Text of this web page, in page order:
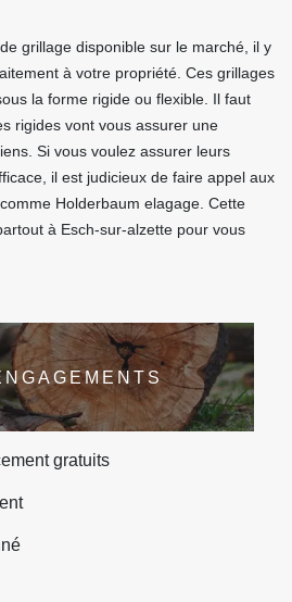
grillage disponible sur le marché, il y
à votre propriété. Ces grillages
la forme rigide ou flexible. Il faut
rigides vont vous assurer une
Si vous voulez assurer leurs
il est judicieux de faire appel aux
Holderbaum elagage. Cette
à Esch-sur-alzette pour vous
gratuits